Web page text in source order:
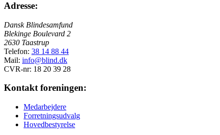
Adresse:
Dansk Blindesamfund
Blekinge Boulevard 2
2630 Taastrup
Telefon: 38 14 88 44
Mail: info@blind.dk
CVR-nr: 18 20 39 28
Kontakt foreningen:
Medarbejdere
Forretningsudvalg
Hovedbestyrelse